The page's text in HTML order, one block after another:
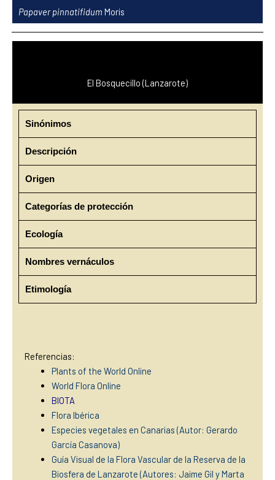
contenido
Papaver pinnatifidum Moris
El Bosquecillo (Lanzarote)
Sinónimos
Descripción
Origen
Categorías de protección
Ecología
Nombres vernáculos
Etimología
Referencias:
Plants of the World Online
World Flora Online
BIOTA
Flora Ibérica
Especies vegetales en Canarias (Autor: Gerardo
García Casanova)
Guía Visual de la Flora Vascular de la Reserva de la
Biosfera de Lanzarote (Autores: Jaime Gil y Marta